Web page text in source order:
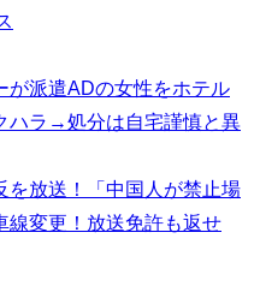
が派遣ADの女性をホテル
ハラ→処分は自宅謹慎と異
を放送！「中国人が禁止場
変更！放送免許も返せ